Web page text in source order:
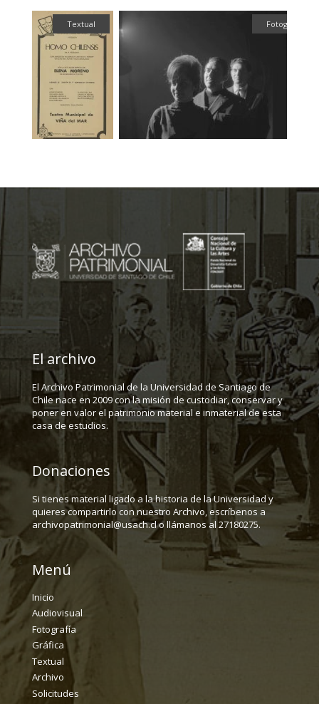
Textual Fotografía
El archivo
El Archivo Patrimonial de la Universidad de Santiago de
Chile nace en 2009 con la misión de custodiar, conservar y
poner en valor el patrimonio material e inmaterial de esta
casa de estudios.
Donaciones
Si tienes material ligado a la historia de la Universidad y
quieres compartirlo con nuestro Archivo, escríbenos a
archivopatrimonial@usach.cl o llámanos al 27180275.
Menú
Inicio
Audiovisual
Fotografía
Gráfica
Textual
Archivo
Solicitudes